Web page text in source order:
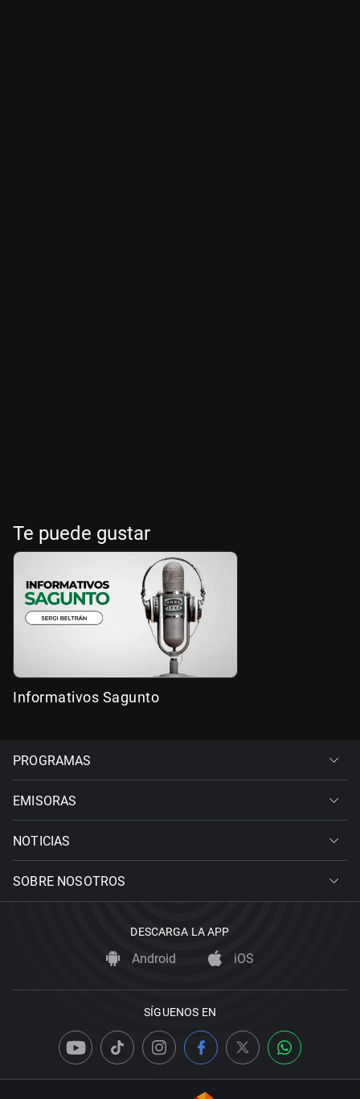
Te puede gustar
Informativos Sagunto
PROGRAMAS
EMISORAS
NOTICIAS
SOBRE NOSOTROS
DESCARGA LA APP
Android iOS
SÍGUENOS EN